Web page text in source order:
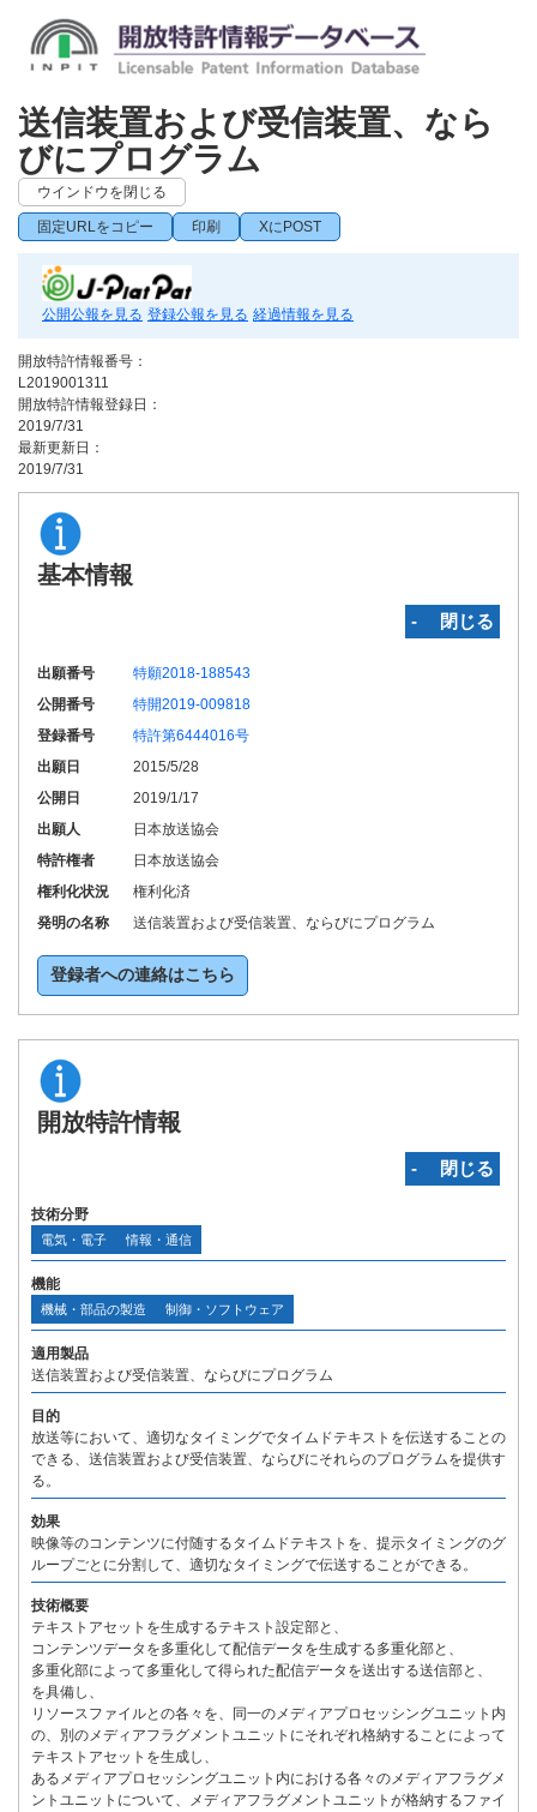
送信装置および受信装置、なら
びにプログラム
ウインドウを閉じる
固定URLをコピー 印刷 XにPOST
公開公報を見る 登録公報を見る 経過情報を見る
開放特許情報番号：
L2019001311
開放特許情報登録日：
2019/7/31
最新更新日：
2019/7/31
基本情報
‐ 閉じる
出願番号
特願2018-188543
公開番号
特開2019-009818
登録番号
特許第6444016号
出願日
2015/5/28
公開日
2019/1/17
出願人
日本放送協会
特許権者
日本放送協会
権利化状況
権利化済
発明の名称
送信装置および受信装置、ならびにプログラム
登録者への連絡はこちら
開放特許情報
‐ 閉じる
技術分野
電気・電子 情報・通信
機能
機械・部品の製造 制御・ソフトウェア
適用製品
送信装置および受信装置、ならびにプログラム
目的
放送等において、適切なタイミングでタイムドテキストを伝送することの
できる、送信装置および受信装置、ならびにそれらのプログラムを提供す
る。
効果
映像等のコンテンツに付随するタイムドテキストを、提示タイミングのグ
ループごとに分割して、適切なタイミングで伝送することができる。
技術概要
テキストアセットを生成するテキスト設定部と、
コンテンツデータを多重化して配信データを生成する多重化部と、
多重化部によって多重化して得られた配信データを送出する送信部と、
を具備し、
リソースファイルとの各々を、同一のメディアプロセッシングユニット内
の、別のメディアフラグメントユニットにそれぞれ格納することによって
テキストアセットを生成し、
あるメディアプロセッシングユニット内における各々のメディアフラグメ
ントユニットについて、メディアフラグメントユニットが格納するファイ